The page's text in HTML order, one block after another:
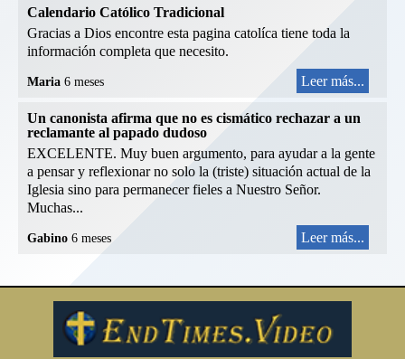
Calendario Católico Tradicional
Gracias a Dios encontre esta pagina catolíca tiene toda la
información completa que necesito.
Maria 6 meses Leer más...
Un canonista afirma que no es cismático rechazar a un
reclamante al papado dudoso
EXCELENTE. Muy buen argumento, para ayudar a la gente
a pensar y reflexionar no solo la (triste) situación actual de la
Iglesia sino para permanecer fieles a Nuestro Señor.
Muchas...
Gabino 6 meses Leer más...